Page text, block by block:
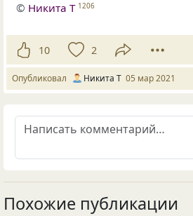
© Никита Т 1206
10 2
Опубликовал Никита Т 05 мар 2021
Похожие публикации